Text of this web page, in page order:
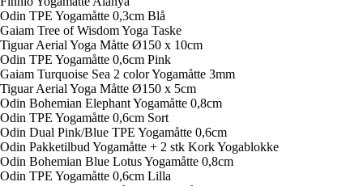
Odin TPE Yogamåtte 0,3cm Blå
Gaiam Tree of Wisdom Yoga Taske
Tiguar Aerial Yoga Måtte Ø150 x 10cm
Odin TPE Yogamåtte 0,6cm Pink
Gaiam Turquoise Sea 2 color Yogamåtte 3mm
Tiguar Aerial Yoga Måtte Ø150 x 5cm
Odin Bohemian Elephant Yogamåtte 0,8cm
Odin TPE Yogamåtte 0,6cm Sort
Odin Dual Pink/Blue TPE Yogamåtte 0,6cm
Odin Pakketilbud Yogamåtte + 2 stk Kork Yogablokke
Odin Bohemian Blue Lotus Yogamåtte 0,8cm
Odin TPE Yogamåtte 0,6cm Lilla